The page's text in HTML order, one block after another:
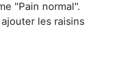
"Pain normal".
les raisins